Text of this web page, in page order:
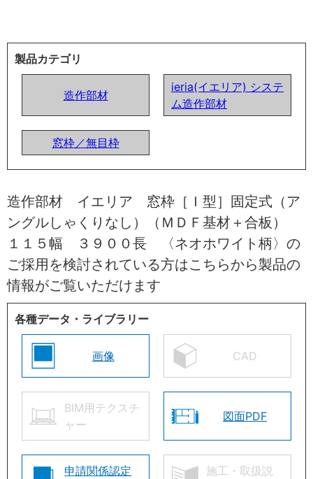
製品カテゴリ
造作部材
ieria(イエリア) システ
ム造作部材
窓枠／無目枠
造作部材 イエリア 窓枠［Ｉ型］固定式（ア
ングルしゃくりなし）（ＭＤＦ基材＋合板）
１１５幅 ３９００長 〈ネオホワイト柄〉の
ご採用を検討されている方はこちらから製品の
情報がご覧いただけます
各種データ・ライブラリー
画像 CAD
BIM用テクスチ
ャー
図面PDF
申請関係認定
施工・取扱説